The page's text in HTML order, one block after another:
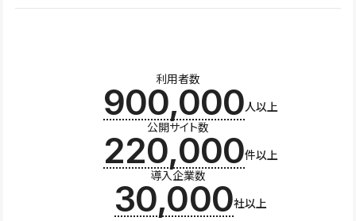
利用者数
900,000人以上
公開サイト数
220,000件以上
導入企業数
30,000社以上